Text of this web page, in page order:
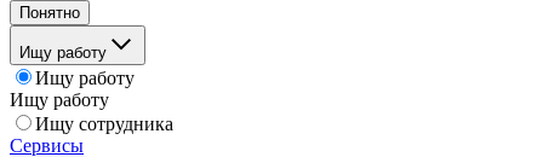
Понятно
Ищу работу
Ищу работу
Ищу работу
Ищу сотрудника
Сервисы